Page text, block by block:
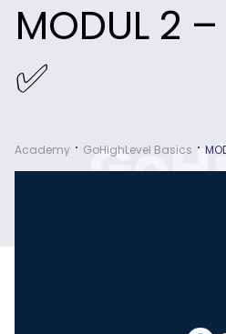
MODUL 2
✅
Academy GoHighLevel Basics